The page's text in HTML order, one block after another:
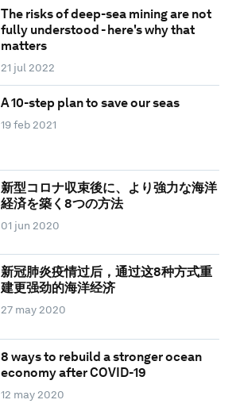
The risks of deep-sea mining are not
fully understood - here's why that
matters
21 jul 2022
A 10-step plan to save our seas
19 feb 2021
新型コロナ収束後に、より強力な海洋
経済を築く8つの方法
01 jun 2020
新冠肺炎疫情过后，通过这8种方式重
建更强劲的海洋经济
27 may 2020
8 ways to rebuild a stronger ocean
economy after COVID-19
12 may 2020